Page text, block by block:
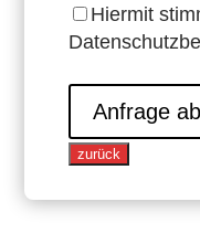
Hiermit
Anfrage
zurück